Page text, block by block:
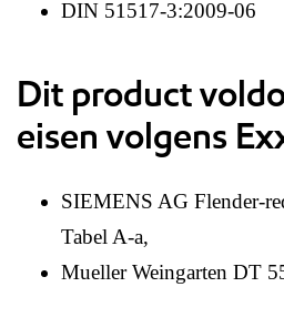
DIN 51517-3:2009-06
Dit product
eisen volgens
SIEMENS AG Flender-
Tabel A-a,
Mueller Weingarten DT